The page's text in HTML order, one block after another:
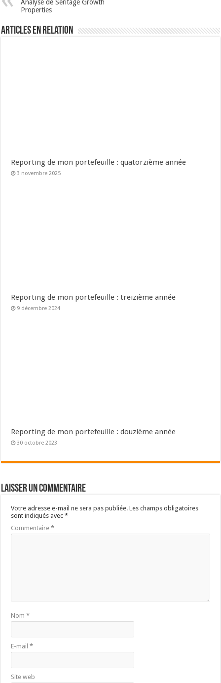
Analyse de Seritage Growth
Properties
Articles en relation
Reporting de mon portefeuille : quatorzième année
3 novembre 2025
Reporting de mon portefeuille : treizième année
9 décembre 2024
Reporting de mon portefeuille : douzième année
30 octobre 2023
Laisser un commentaire
Votre adresse e-mail ne sera pas publiée. Les champs obligatoires
sont indiqués avec*
Commentaire*
Nom*
E-mail*
Site web